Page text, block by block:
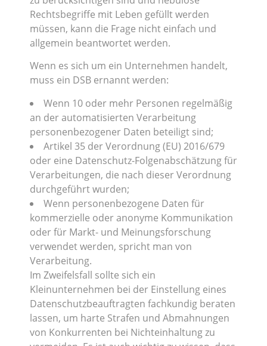
Rechtsbegriffe mit Leben gefüllt werden
müssen, kann die Frage nicht einfach und
allgemein beantwortet werden.
Wenn es sich um ein Unternehmen handelt,
muss ein DSB ernannt werden:
Wenn 10 oder mehr Personen regelmäßig
an der automatisierten Verarbeitung
personenbezogener Daten beteiligt sind;
Artikel 35 der Verordnung (EU) 2016/679
oder eine Datenschutz-Folgenabschätzung für
Verarbeitungen, die nach dieser Verordnung
durchgeführt wurden;
Wenn personenbezogene Daten für
kommerzielle oder anonyme Kommunikation
oder für Markt- und Meinungsforschung
verwendet werden, spricht man von
Verarbeitung.
Im Zweifelsfall sollte sich ein
Kleinunternehmen bei der Einstellung eines
Datenschutzbeauftragten fachkundig beraten
lassen, um harte Strafen und Abmahnungen
von Konkurrenten bei Nichteinhaltung zu